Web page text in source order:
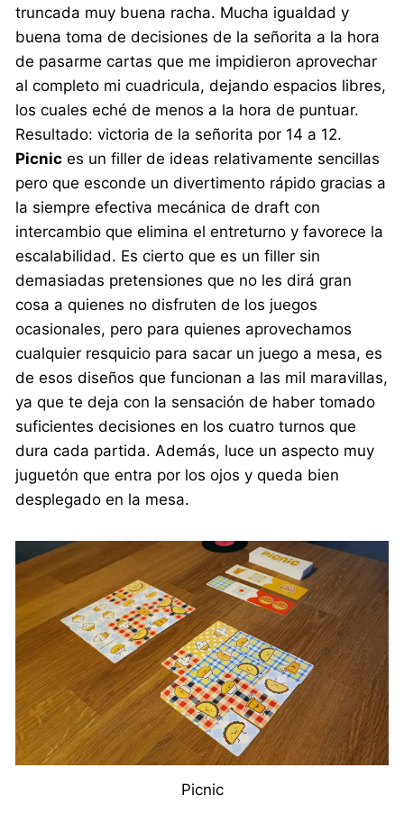
truncada muy buena racha. Mucha igualdad y
buena toma de decisiones de la señorita a la hora
de pasarme cartas que me impidieron aprovechar
al completo mi cuadricula, dejando espacios libres,
los cuales eché de menos a la hora de puntuar.
Resultado: victoria de la señorita por 14 a 12.
Picnic es un filler de ideas relativamente sencillas
pero que esconde un divertimento rápido gracias a
la siempre efectiva mecánica de draft con
intercambio que elimina el entreturno y favorece la
escalabilidad. Es cierto que es un filler sin
demasiadas pretensiones que no les dirá gran
cosa a quienes no disfruten de los juegos
ocasionales, pero para quienes aprovechamos
cualquier resquicio para sacar un juego a mesa, es
de esos diseños que funcionan a las mil maravillas,
ya que te deja con la sensación de haber tomado
suficientes decisiones en los cuatro turnos que
dura cada partida. Además, luce un aspecto muy
juguetón que entra por los ojos y queda bien
desplegado en la mesa.
Picnic